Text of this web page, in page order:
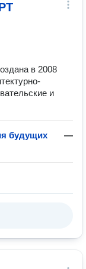
в 2008
и
будущих
—